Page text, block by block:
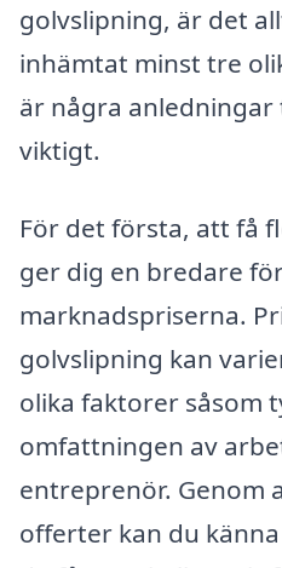
golvslipning, är det
inhämtat minst tre
är några
viktigt.
För det första, att få
ger dig en bredare
marknadspriserna.
golvslipning kan
olika faktorer såsom
omfattningen av
entreprenör. Genom
offerter kan du